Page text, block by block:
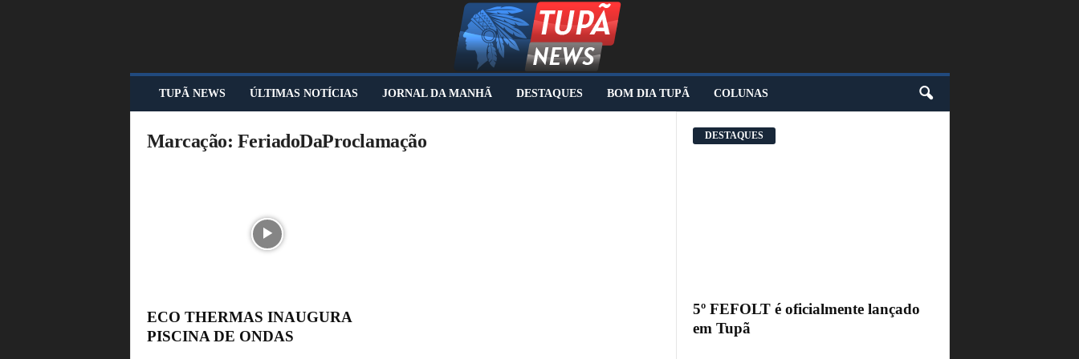
P
TUPÃ NEWS ÚLTIMAS NOTÍCIAS JORNAL DA MANHÃ DESTAQUES BOM DIA TUPÃ COLUNAS
Marcação: FeriadoDaProclamação
ECO THERMAS INAUGURA
PISCINA DE ONDAS
DESTAQUES
5º FEFOLT é oficialmente lançado
em Tupã